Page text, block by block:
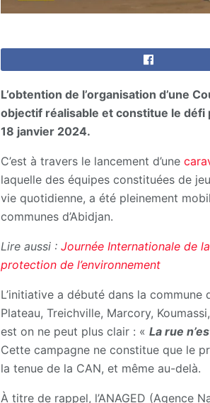
L’obtention de l’organisation d’une
objectif réalisable et constitue le défi
18 janvier 2024.
C’est à travers le lancement d’une
laquelle des équipes constituées de
vie quotidienne, a été pleinement
communes d’Abidjan.
Lire aussi : Journée Internationale de
protection de l’environnement
L’initiative a débuté dans la
Plateau, Treichville, Marcory,
est on ne peut plus clair : « La rue
Cette campagne ne constitue que le
la tenue de la CAN, et même au-delà.
À titre de rappel, l’ANAGED (Agence